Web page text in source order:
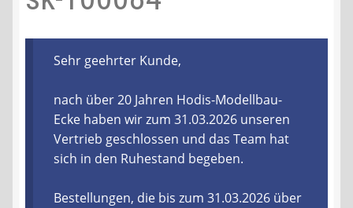
Recycling, Entsorgung und Umwelt
Shop
Warenkorb
Ablauf einer Bestellung
Sehr geehrter Kunde,
nach über 20 Jahren Hodis-Modellbau-
Ecke haben wir zum 31.03.2026 unseren
Vertrieb geschlossen und das Team hat
sich in den Ruhestand begeben.
Bestellungen, die bis zum 31.03.2026 über